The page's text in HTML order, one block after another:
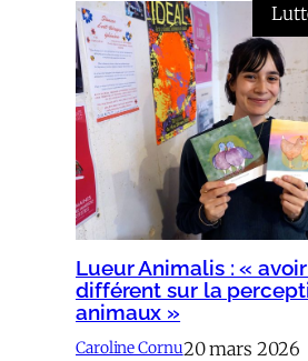
Lueur Animalis : «
différent sur la
animaux »
Caroline Cornu20 mars 2026